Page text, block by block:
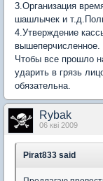
3.Организация
шашлычек и
4.Утверждение
вышеперчисленное.
Чтобы все прошло
ударить в грязь
обязательна.
Rybak
06 кві 2009
Pirat833 said